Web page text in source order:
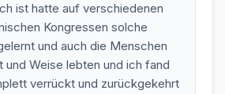
ist hatte auf verschiedenen
Kongressen solche
und auch die Menschen
und Weise lebten und ich fand
verrückt und zurückgekehrt